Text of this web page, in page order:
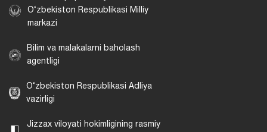
O‘zbekiston Respublikasi Milliy
markazi
Bilim va malakalarni baholash
agentligi
O‘zbekiston Respublikasi Adliya
vazirligi
Jizzax viloyati hokimligining rasmiy